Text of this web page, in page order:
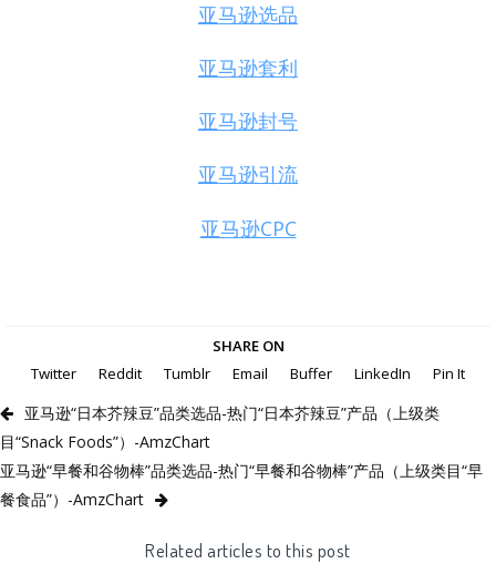
亚马逊选品
亚马逊套利
亚马逊封号
亚马逊引流
亚马逊CPC
SHARE ON
Twitter
Reddit Tumblr Email Buffer LinkedIn Pin It
亚马逊“日本芥辣豆”品类选品-热门“日本芥辣豆”产品（上级类
目“Snack Foods”）-AmzChart
亚马逊“早餐和谷物棒”品类选品-热门“早餐和谷物棒”产品（上级类目“早
餐食品”）-AmzChart
Related articles to this post